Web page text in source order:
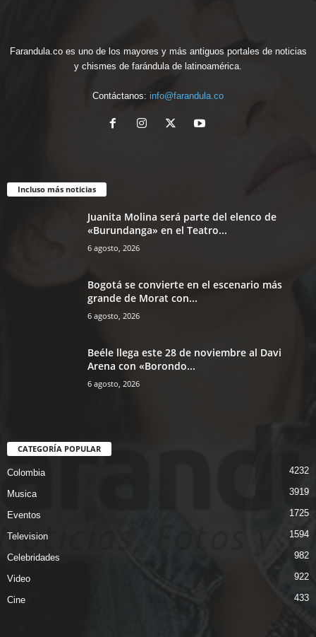
Farandula.co es uno de los mayores y más antiguos portales de noticias
y chismes de farándula de latinoamérica.
Contáctanos: info@farandula.co
Incluso más noticias
Juanita Molina será parte del elenco de
«Burundanga» en el Teatro...
6 agosto, 2026
Bogotá se convierte en el escenario más
grande de Morat con...
6 agosto, 2026
Beéle llega este 28 de noviembre al Davi
Arena con «Borondo...
6 agosto, 2026
CATEGORÍA POPULAR
Colombia 4232
Musica 3919
Eventos 1725
Television 1594
Celebridades 982
Video 922
Cine 433